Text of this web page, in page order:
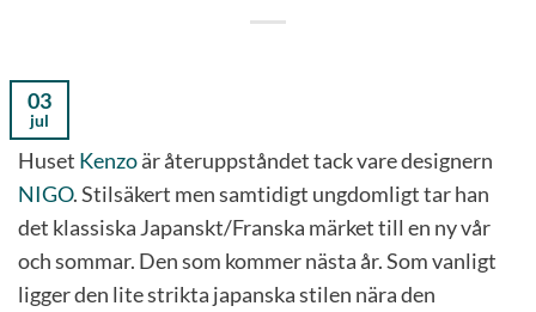
03
jul
Huset Kenzoär återuppståndet tack vare designern
NIGO. Stilsäkert men samtidigt ungdomligt tar han
det klassiska Japanskt/Franska märket till en ny vår
och sommar. Den som kommer nästa år. Som vanligt
ligger den lite strikta japanska stilen nära den